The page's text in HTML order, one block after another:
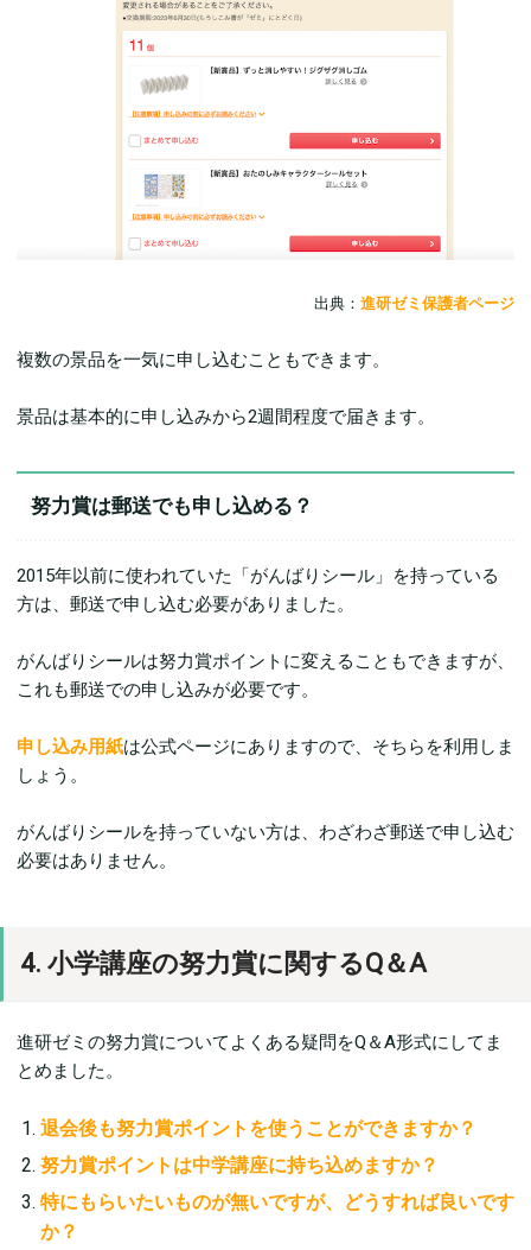
出典： 進研ゼミ保護者ページ
複数の景品を一気に申し込むこともできます。
景品は基本的に申し込みから2週間程度で届きます。
努力賞は郵送でも申し込める？
2015年以前に使われていた「がんばりシール」を持っている
方は、郵送で申し込む必要がありました。
がんばりシールは努力賞ポイントに変えることもできますが、
これも郵送での申し込みが必要です。
申し込み用紙は公式ページにありますので、そちらを利用しま
しょう。
がんばりシールを持っていない方は、わざわざ郵送で申し込む
必要はありません。
4. 小学講座の努力賞に関するQ＆A
進研ゼミの努力賞についてよくある疑問をQ＆A形式にしてま
とめました。
退会後も努力賞ポイントを使うことができますか？
努力賞ポイントは中学講座に持ち込めますか？
特にもらいたいものが無いですが、どうすれば良いです
か？